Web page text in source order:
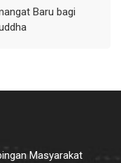
Baru bagi
Masyarakat